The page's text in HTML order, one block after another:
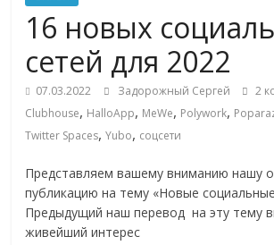
Commerce,
ритейле,
логистике,
16 новых
сетей для 2022
07.03.2022 Задорожный Сергей
2
Clubhouse, HalloApp, MeWe, Polywork,
Twitter Spaces,Yubo, соцсети
Представляем вашему вниманию нашу
публикацию на тему «Новые
Предыдущий наш перевод на эту тему
живейший интерес